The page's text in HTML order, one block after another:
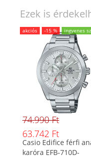
Ezek is
akciós -15 % ingyenes
74.990 Ft
63.742 Ft
Casio Edifice férfi
karóra EFB-710D-